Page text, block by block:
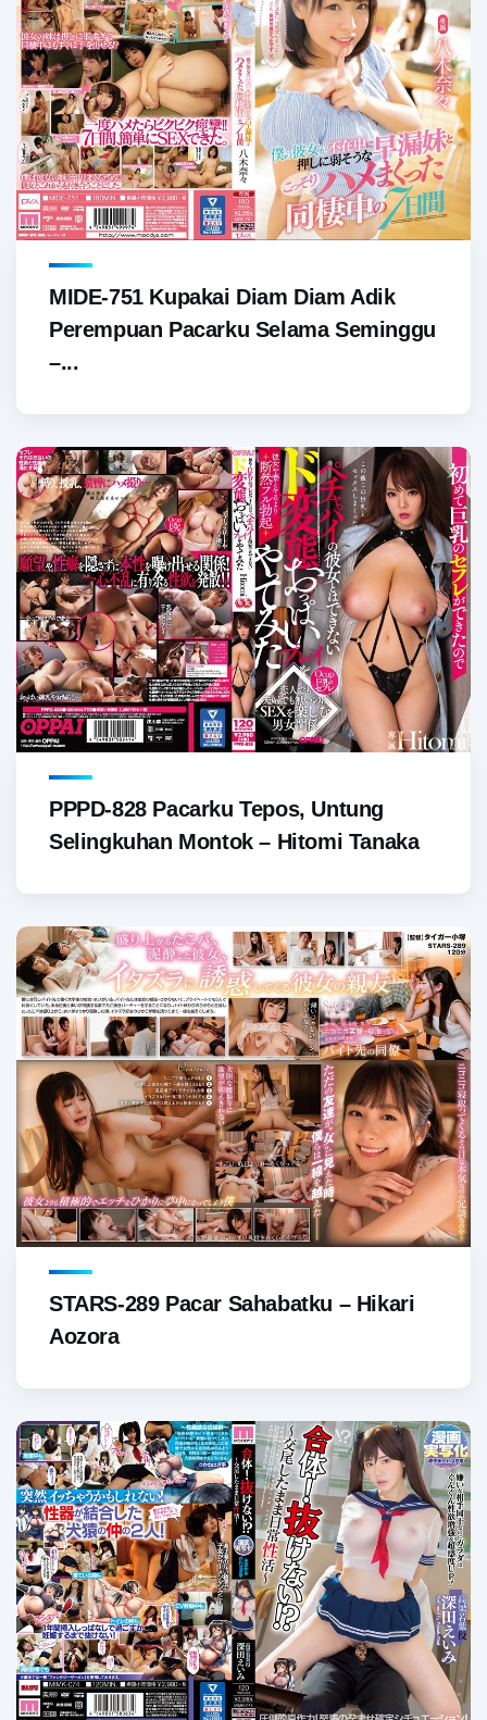
MIDE-751 Kupakai Diam Diam Adik
Perempuan Pacarku Selama Seminggu
–...
PPPD-828 Pacarku Tepos, Untung
Selingkuhan Montok – Hitomi Tanaka
STARS-289 Pacar Sahabatku – Hikari
Aozora